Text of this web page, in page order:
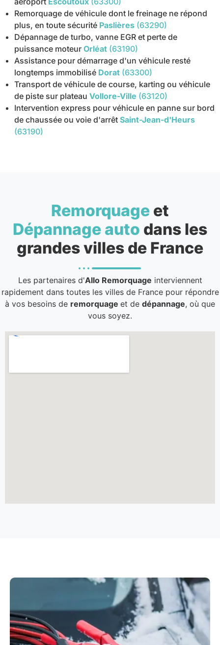
Remorquage de véhicule dont le freinage ne répond
plus, en toute sécurité Paslières (63290)
Dépannage de turbo, vanne EGR et perte de
puissance moteur Orléat (63190)
Assistance pour démarrage d'un véhicule resté
longtemps immobilisé Dorat (63300)
Transport de véhicule de course, karting ou véhicule
de piste sur plateau Vollore-Ville (63120)
Intervention express pour véhicule en panne sur bord
de chaussée ou voie d'arrêt Saint-Jean-d'Heurs
(63190)
Remorquage et
Dépannage auto dans les
grandes villes de France
Les partenaires d'Allo Remorquage interviennent
rapidement dans toutes les villes de France pour répondre
à vos besoins de remorquage et de dépannage, où que
vous soyez.